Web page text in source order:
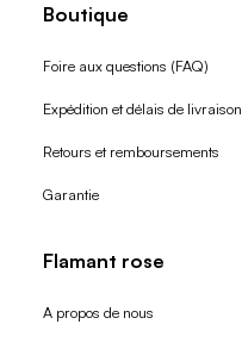
Boutique
Foire aux questions (FAQ)
Expédition et délais de livraison
Retours et remboursements
Garantie
Flamant rose
A propos de nous